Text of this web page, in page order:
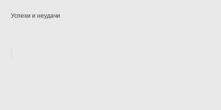
Успехи и неудачи